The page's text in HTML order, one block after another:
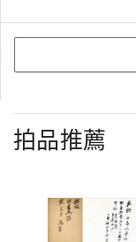
拍品推薦